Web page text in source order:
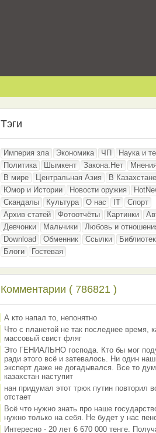
Тэги
Империя зла Экономика ЧП
Наука и
Политика
Шымкент Закона.Нет Мнения
В мире
Центральная Азия В Казахстане
Юмор и Истории
Новости оружия
Скандалы
Культура О нас IT
Спорт
Архив статей
Фотоотчёты Картинки
Девчонки
Мальчики Любовь и
Download
Обменник Ссылки
Блоги
Гостевая
Комментарии ( 786821 )
А кто напал то, непонятно
Что с планетой не так последнее время,
массовый свист фляг
Это ГЕНИАЛЬНО господа. Кто бы мог
ради этого всё и затевалось. Ни один
эксперт даже не догадывался. Все то
казахстан наступит
нан придумал этот трюк путин повторил
отстает
Всё что нужно знать про наше
нужно только на себя. Не будет у нас
Интересно - 20 лет 6 670 000 тенге.